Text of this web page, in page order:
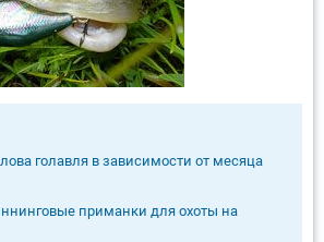
голавля в зависимости от месяца
приманки для охоты на